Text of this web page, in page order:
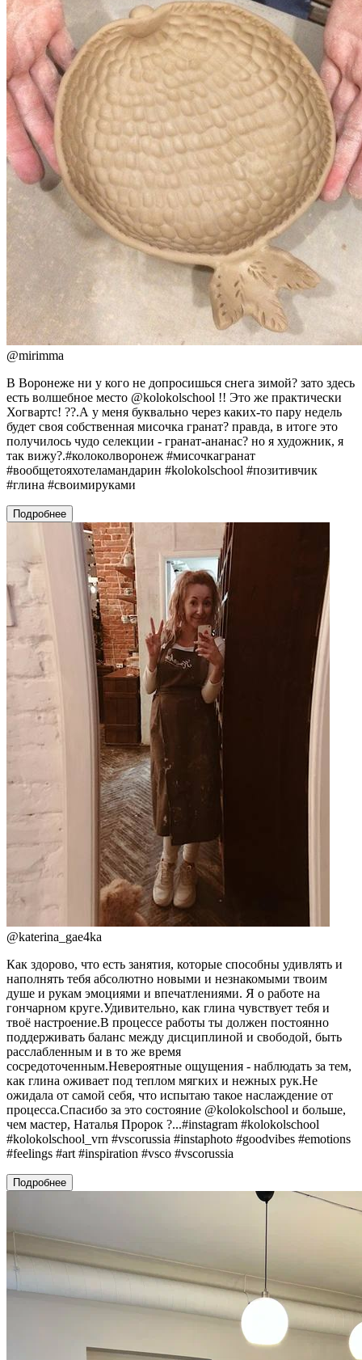
@mirimma
В Воронеже ни у кого не допросишься снега зимой? зато здесь
есть волшебное место @kolokolschool !! Это же практически
Хогвартс! ??.А у меня буквально через каких-то пару недель
будет своя собственная мисочка гранат? правда, в итоге это
получилось чудо селекции - гранат-ананас? но я художник, я
так вижу?.#колоколворонеж #мисочкагранат
#вообщетояхотеламандарин #kolokolschool #позитивчик
#глина #своимируками
Подробнее
@katerina_gae4ka
Как здорово, что есть занятия, которые способны удивлять и
наполнять тебя абсолютно новыми и незнакомыми твоим
душе и рукам эмоциями и впечатлениями. Я о работе на
гончарном круге.Удивительно, как глина чувствует тебя и
твоё настроение.В процессе работы ты должен постоянно
поддерживать баланс между дисциплиной и свободой, быть
расслабленным и в то же время
сосредоточенным.Невероятные ощущения - наблюдать за тем,
как глина оживает под теплом мягких и нежных рук.Не
ожидала от самой себя, что испытаю такое наслаждение от
процесса.Спасибо за это состояние @kolokolschool и больше,
чем мастер, Наталья Пророк ?...#instagram #kolokolschool
#kolokolschool_vrn #vscorussia #instaphoto #goodvibes #emotions
#feelings #art #inspiration #vsco #vscorussia
Подробнее